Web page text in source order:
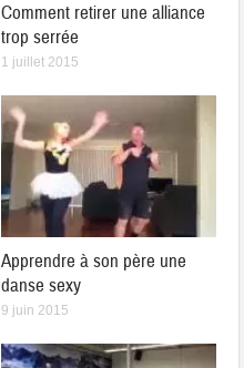
Comment retirer une alliance
trop serrée
1 juillet 2015
Apprendre à son père une
danse sexy
9 juin 2015